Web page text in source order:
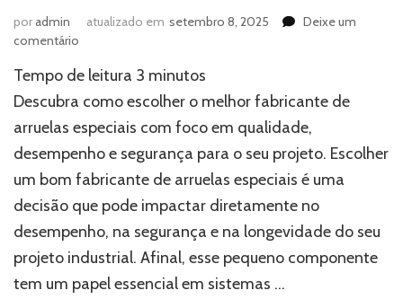
poradmin atualizado em setembro 8, 2025
Deixe um
comentário
de
arruelas
como
escolher
certo
Tempo de leitura 3 minutos
Descubra como escolher o melhor fabricante de
arruelas especiais com foco em qualidade,
desempenho e segurança para o seu projeto. Escolher
um bom fabricante de arruelas especiais é uma
decisão que pode impactar diretamente no
desempenho, na segurança e na longevidade do seu
projeto industrial. Afinal, esse pequeno componente
tem um papel essencial em sistemas …